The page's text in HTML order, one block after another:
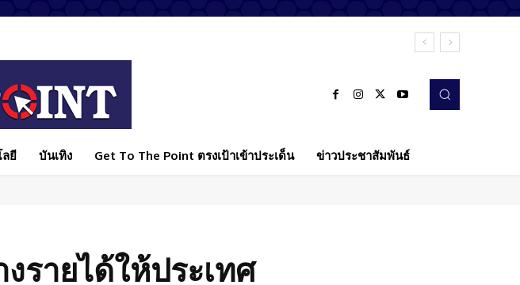
ลยี บันเทิง Get To The Point ตรงเป้าเข้าประเด็น ข่าวประชาสัมพันธ์
รายได้ให้ประเทศ